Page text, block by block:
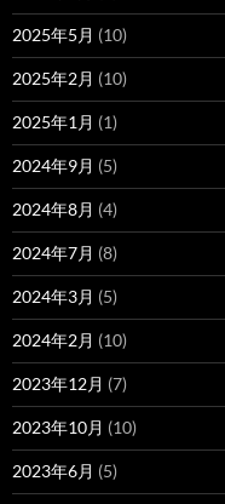
2025年5月 (10)
2025年2月 (10)
2025年1月 (1)
2024年9月 (5)
2024年8月 (4)
2024年7月 (8)
2024年3月 (5)
2024年2月 (10)
2023年12月 (7)
2023年10月 (10)
2023年6月 (5)